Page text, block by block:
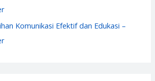
Komunikasi Efektif dan Edukasi –